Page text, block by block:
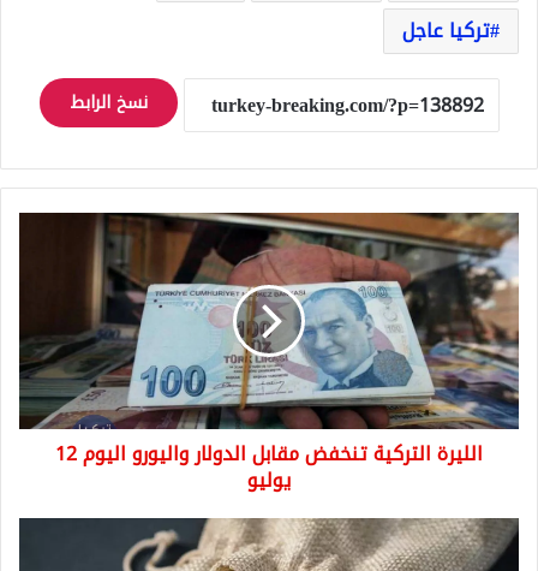
تركيا عاجل
نسخ الرابط
الليرة
التركية
تنخفض
مقابل
الدولار
واليورو
اليوم
12
يوليو
الليرة التركية تنخفض مقابل الدولار واليورو اليوم 12
يوليو
ارتفاع
سعر